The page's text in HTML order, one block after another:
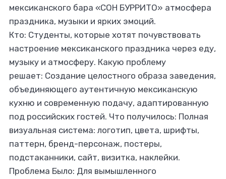
мексиканского бара «СОН БУРРИТО» атмосфера
праздника, музыки и ярких эмоций.
Кто: Студенты, которые хотят почувствовать
настроение мексиканского праздника через еду,
музыку и атмосферу. Какую проблему
решает: Создание целостного образа заведения,
объединяющего аутентичную мексиканскую
кухню и современную подачу, адаптированную
под российских гостей. Что получилось: Полная
визуальная система: логотип, цвета, шрифты,
паттерн, бренд-персонаж, постеры,
подстаканники, сайт, визитка, наклейки.
Проблема Было: Для вымышленного